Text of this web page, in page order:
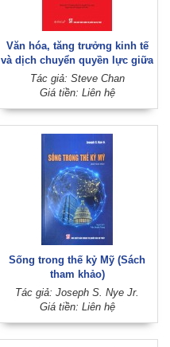
Văn hóa, tăng trưởng kinh tế
và dịch chuyển quyền lực giữa
các quốc gia: Sự cạnh tranh
giữa Hoa Kỳ và Trung Quốc
Tác giả: Steve Chan
Giá tiền: Liên hệ
Sống trong thế kỷ Mỹ (Sách
tham khảo)
Tác giả: Joseph S. Nye Jr.
Giá tiền: Liên hệ